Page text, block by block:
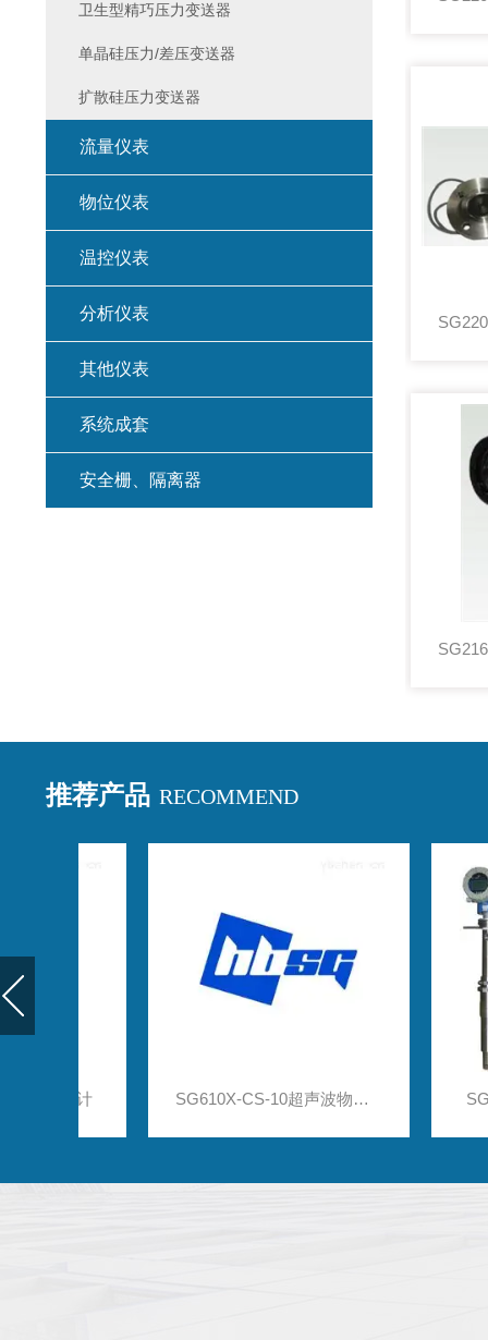
卫生型精巧压力变送器
单晶硅压力/差压变送器
扩散硅压力变送器
流量仪表
物位仪表
温控仪表
分析仪表
其他仪表
系统成套
安全栅、隔离器
推荐产品 RECOMMEND
SG610X-CS-10超声波物位仪表 超声波液位计 SG-